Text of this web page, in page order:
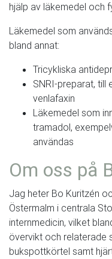
hjälp av läkemedel och
Läkemedel som
bland annat:
Tricykliska
SNRI-preparat, till
venlafaxin
Läkemedel som
tramadol,
användas
Om oss på
Jag heter Bo Kuritzén
Östermalm i centrala
internmedicin, vilket
övervikt och relaterade
bukspottkörtel samt